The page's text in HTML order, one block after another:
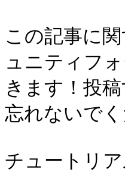
この記事に
ュニティ
きます！投
忘れないでく
チュートリ